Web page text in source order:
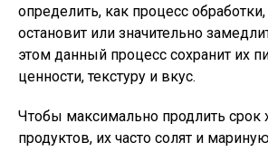
определить, как процесс
остановит или значительно
этом данный процесс сохранит их
ценности, текстуру и вкус.
Чтобы максимально продлить срок
продуктов, их часто солят и